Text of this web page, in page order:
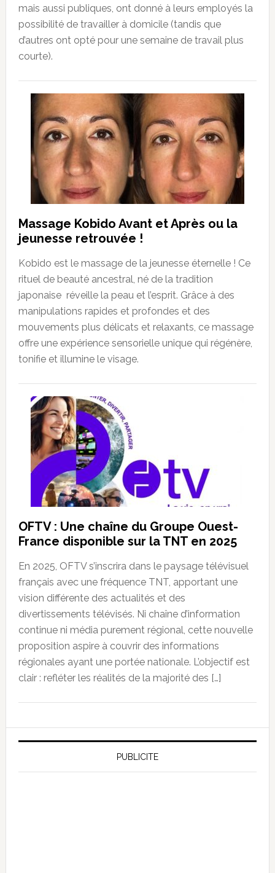
mais aussi publiques, ont donné à leurs employés la
possibilité de travailler à domicile (tandis que
d’autres ont opté pour une semaine de travail plus
courte).
Massage Kobido Avant et Après ou la
jeunesse retrouvée !
Kobido est le massage de la jeunesse éternelle ! Ce
rituel de beauté ancestral, né de la tradition
japonaise réveille la peau et l’esprit. Grâce à des
manipulations rapides et profondes et des
mouvements plus délicats et relaxants, ce massage
offre une expérience sensorielle unique qui régénère,
tonifie et illumine le visage.
OFTV : Une chaîne du Groupe Ouest-
France disponible sur la TNT en 2025
En 2025, OFTV s’inscrira dans le paysage télévisuel
français avec une fréquence TNT, apportant une
vision différente des actualités et des
divertissements télévisés. Ni chaîne d’information
continue ni média purement régional, cette nouvelle
proposition aspire à couvrir des informations
régionales ayant une portée nationale. L’objectif est
clair : refléter les réalités de la majorité des […]
PUBLICITE